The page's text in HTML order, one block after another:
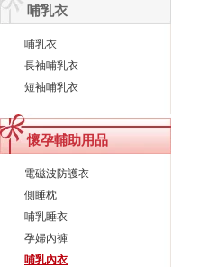
哺乳衣
哺乳衣
長袖哺乳衣
短袖哺乳衣
懷孕輔助用品
電磁波防護衣
側睡枕
哺乳睡衣
孕婦內褲
哺乳內衣